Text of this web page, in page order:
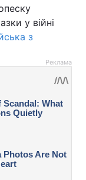
у війні
з
Реклама